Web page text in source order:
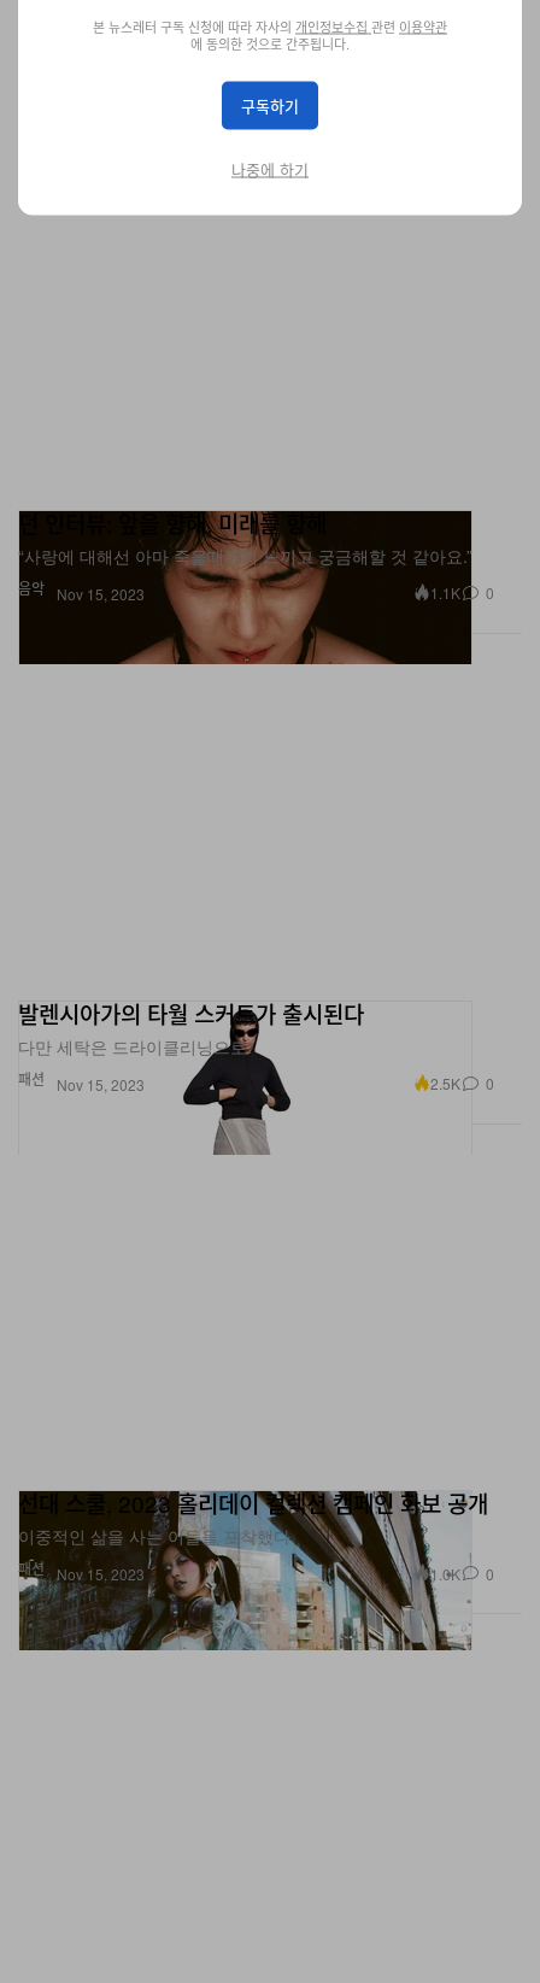
로컬 브랜드 써저리 2023 FW 컬렉션 룩북 공개
음악
던 인터뷰: 앞을 향해, 미래를 향해
“사랑에 대해선 아마 죽을때까지 느끼고 궁금해할 것 같아요.”
Nov 15, 2023 1.1K 0
패션
발렌시아가의 타월 스커트가 출시된다
다만 세탁은 드라이클리닝으로.
Nov 15, 2023 2.5K 0
패션
선대 스쿨, 2023 홀리데이 컬렉션 캠페인 화보 공개
이중적인 삶을 사는 이들을 포착했다.
Nov 15, 2023 1.0K 0
본 뉴스레터 구독 신청에 따라 자사의 개인정보수집 관련 이용약관
에 동의한 것으로 간주됩니다.
구독하기
나중에 하기